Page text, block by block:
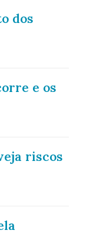
dos
e os
riscos